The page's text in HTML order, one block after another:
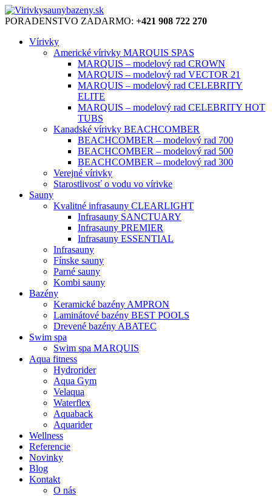
PORADENSTVO ZADARMO: +421 908 722 270
Vírivky
Americké vírivky MARQUIS SPAS
MARQUIS – modelový rad CROWN
MARQUIS – modelový rad VECTOR 21
MARQUIS – modelový rad CELEBRITY
ELITE
MARQUIS – modelový rad CELEBRITY HOT
TUBS
Kanadské vírivky BEACHCOMBER
BEACHCOMBER – modelový rad 700
BEACHCOMBER – modelový rad 500
BEACHCOMBER – modelový rad 300
Verejné vírivky
Starostlivosť o vodu vo vírivke
Sauny
Kvalitné infrasauny CLEARLIGHT
Infrasauny SANCTUARY
Infrasauny PREMIER
Infrasauny ESSENTIAL
Infrasauny
Fínske sauny
Parné sauny
Kombi sauny
Bazény
Keramické bazény AMPRON
Laminátové bazény BEST POOLS
Drevené bazény ABATEC
Swim spa
Swim spa MARQUIS
Aqua fitness
Hydrorider
Aqua Gym
Velaqua
Waterflex
Aquaback
Aquarider
Wellness
Referencie
Novinky
Blog
Kontakt
O nás